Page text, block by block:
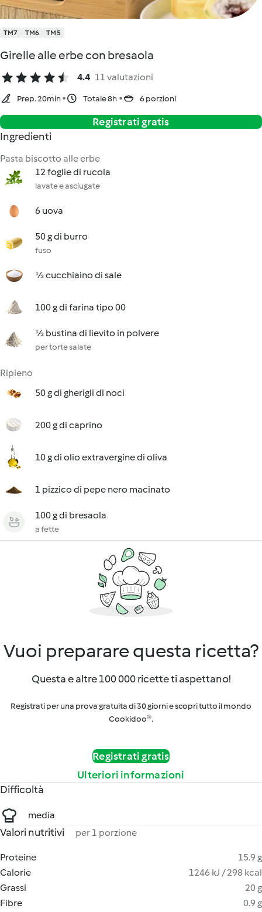
TM7 TM6 TM5
Girelle alle erbe con bresaola
4.4 11 valutazioni
Prep. 20min Totale 8h 6 porzioni
Registrati gratis
Ingredienti
Pasta biscotto alle erbe
12 foglie di rucola
lavate e asciugate
6 uova
50 g di burro
fuso
½ cucchiaino di sale
100 g di farina tipo 00
½ bustina di lievito in polvere
per torte salate
Ripieno
50 g di gherigli di noci
200 g di caprino
10 g di olio extravergine di oliva
1 pizzico di pepe nero macinato
100 g di bresaola
a fette
Vuoi preparare questa ricetta?
Questa e altre 100 000 ricette ti aspettano!
Registrati per una prova gratuita di 30 giorni e scopri tutto il mondo
Cookidoo®.
Registrati gratis
Ulteriori informazioni
Difficoltà
media
Valori nutritivi per 1 porzione
Proteine
15.9 g
Calorie
1246 kJ / 298 kcal
Grassi
20 g
Fibre
0.9 g